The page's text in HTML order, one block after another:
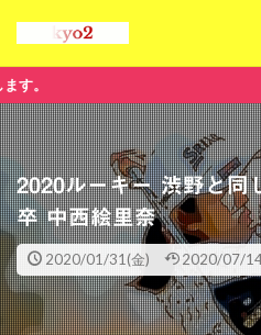
2020ルーキー 渋野と同
卒 中西絵里奈
2020/01/31(金) 2020/07/